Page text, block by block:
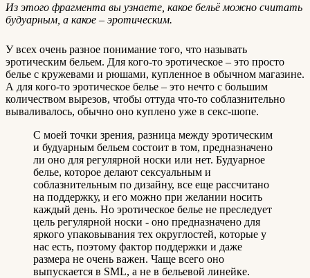
Из этого фрагмента вы узнаете, какое бельё можно считать
будуарным, а какое – эротическим.
У всех очень разное понимание того, что называть
эротическим бельем. Для кого-то эротическое – это просто
белье с кружевами и рюшами, купленное в обычном магазине.
А для кого-то эротическое белье – это нечто с большим
количеством вырезов, чтобы оттуда что-то соблазнительно
вываливалось, обычно оно куплено уже в секс-шопе.
С моей точки зрения, разница между эротическим
и будуарным бельем состоит в том, предназначено
ли оно для регулярной носки или нет. Будуарное
белье, которое делают сексуальным и
соблазнительным по дизайну, все еще рассчитано
на поддержку, и его можно при желании носить
каждый день. Но эротическое белье не преследует
цель регулярной носки - оно предназначено для
яркого упаковывания тех округлостей, которые у
нас есть, поэтому фактор поддержки и даже
размера не очень важен. Чаще всего оно
выпускается в SML, а не в бельевой линейке.